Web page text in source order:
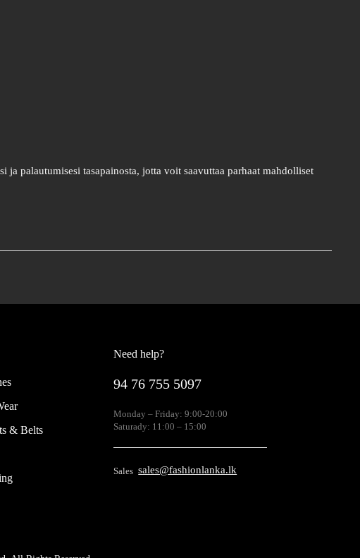
palautumisesi tasapainosta, jotta voit saavuttaa parhaat mahdolliset
& Belts
Need help?
94 76 755 5097
Monday – Friday: 9:00-20:00
Saturady: 11:00 – 15:00
Sales sales@fashionlanka.lk